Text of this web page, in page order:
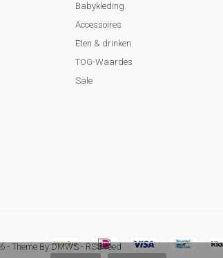
Babykleding
Accessoires
Eten & drinken
TOG-Waardes
Sale
- Theme By DMWS - RSS-feed